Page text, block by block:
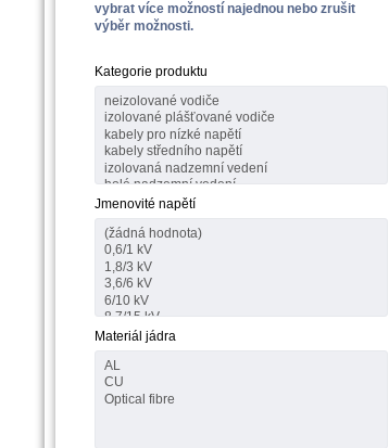
vybrat více možností najednou nebo zrušit
výběr možnosti.
Kategorie produktu
Jmenovité napětí
Materiál jádra